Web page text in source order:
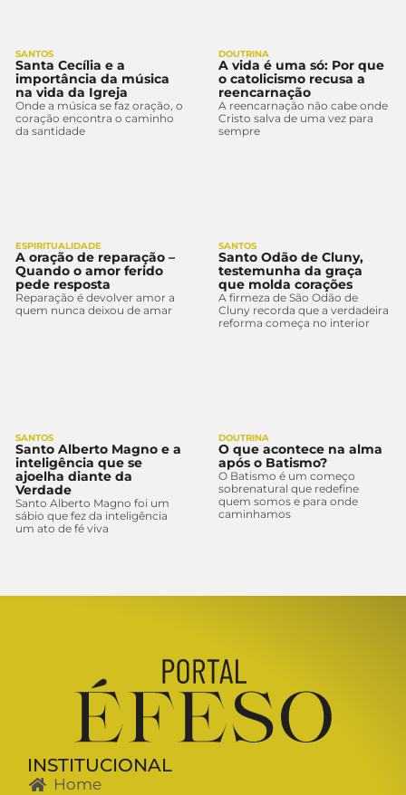
SANTOS
Santa Cecília e a
importância da música
na vida da Igreja
Onde a música se faz oração, o
coração encontra o caminho
da santidade
DOUTRINA
A vida é uma só: Por que
o catolicismo recusa a
reencarnação
A reencarnação não cabe onde
Cristo salva de uma vez para
sempre
ESPIRITUALIDADE
A oração de reparação –
Quando o amor ferido
pede resposta
Reparação é devolver amor a
quem nunca deixou de amar
SANTOS
Santo Odão de Cluny,
testemunha da graça
que molda corações
A firmeza de São Odão de
Cluny recorda que a verdadeira
reforma começa no interior
SANTOS
Santo Alberto Magno e a
inteligência que se
ajoelha diante da
Verdade
Santo Alberto Magno foi um
sábio que fez da inteligência
um ato de fé viva
DOUTRINA
O que acontece na alma
após o Batismo?
O Batismo é um começo
sobrenatural que redefine
quem somos e para onde
caminhamos
INSTITUCIONAL
Home